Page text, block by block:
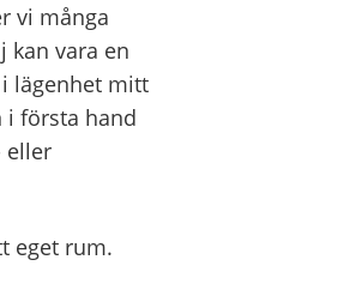
vi många
kan vara en
lägenhet mitt
i första hand
eller
eget rum.